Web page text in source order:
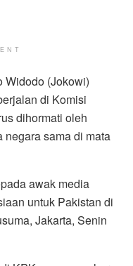
Widodo (Jokowi)
di Komisi
dihormati oleh
negara sama di mata
awak media
untuk Pakistan di
Jakarta, Senin